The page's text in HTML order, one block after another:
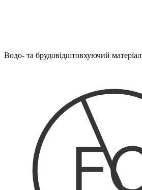
Водо- та брудовідштовхуючий матеріал